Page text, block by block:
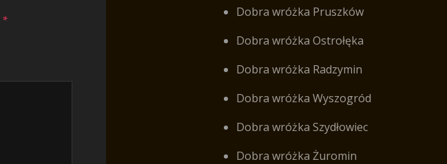
*
Dobra wróżka Pruszków
Dobra wróżka Ostrołęka
Dobra wróżka Radzymin
Dobra wróżka Wyszogród
Dobra wróżka Szydłowiec
Dobra wróżka Żuromin